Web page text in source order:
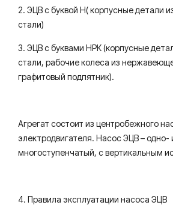
2. ЭЦВ с буквой Н( корпусные детали
стали)
3. ЭЦВ с буквами НРК (корпусные
стали, рабочие колеса из
графитовый подпятник).
Агрегат состоит из центробежного
электродвигателя. Насос ЭЦВ – одно-
многоступенчатый, с вертикальным
4. Правила эксплуатации насоса ЭЦВ